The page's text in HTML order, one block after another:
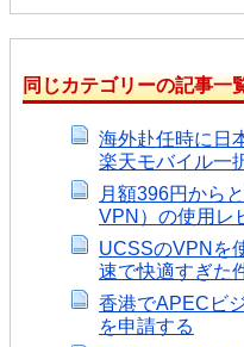
同じカテゴリーの記事一
海外赴任時に日
楽天モバイル一
月額396円から
VPN）の使用レ
UCSSのVPNを
速で快適すぎた
香港でAPECビ
を申請する